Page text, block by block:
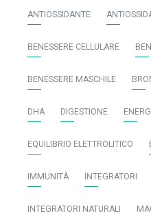
ANTIOSSIDANTE
BENESSERE CELLULARE
BENESSERE MASCHILE
DHA DIGESTIONE
EQUILIBRIO ELETTROLITICO
IMMUNITÀ INTEGRATORI
INTEGRATORI NATURALI